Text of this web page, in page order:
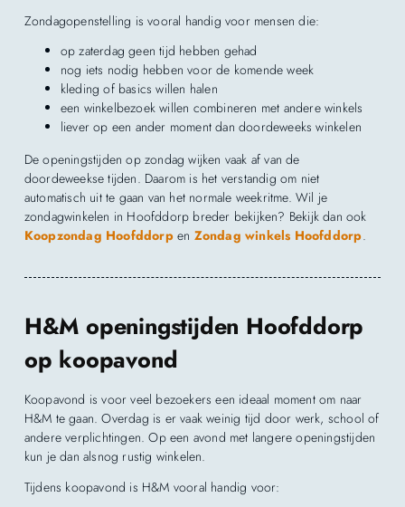
Zondagopenstelling is vooral handig voor mensen die:
op zaterdag geen tijd hebben gehad
nog iets nodig hebben voor de komende week
kleding of basics willen halen
een winkelbezoek willen combineren met andere winkels
liever op een ander moment dan doordeweeks winkelen
De openingstijden op zondag wijken vaak af van de
doordeweekse tijden. Daarom is het verstandig om niet
automatisch uit te gaan van het normale weekritme. Wil je
zondagwinkelen in Hoofddorp breder bekijken? Bekijk dan ook
Koopzondag Hoofddorpen Zondag winkels Hoofddorp.
H&M openingstijden Hoofddorp
op koopavond
Koopavond is voor veel bezoekers een ideaal moment om naar
H&M te gaan. Overdag is er vaak weinig tijd door werk, school of
andere verplichtingen. Op een avond met langere openingstijden
kun je dan alsnog rustig winkelen.
Tijdens koopavond is H&M vooral handig voor: